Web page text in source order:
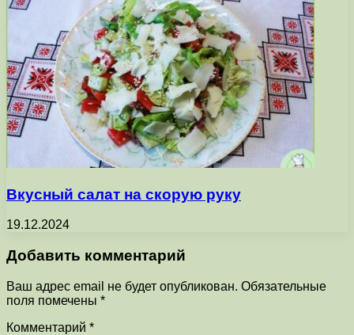
Вкусный салат на скорую руку
19.12.2024
Добавить комментарий
Ваш адрес email не будет опубликован. Обязательные
поля помечены *
Комментарий *